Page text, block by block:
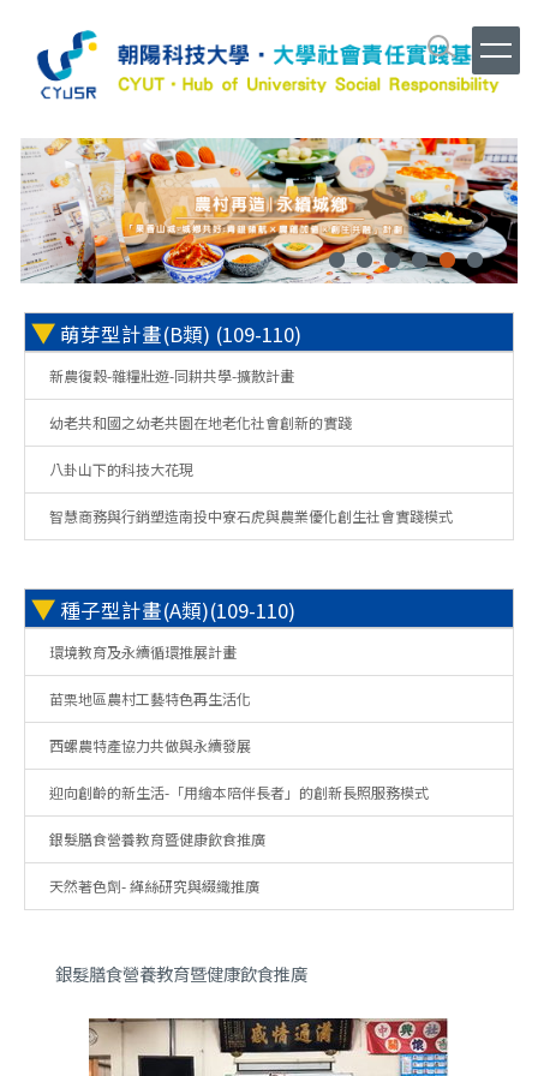
區
▼ 萌芽型計畫(B類) (109-110)
新農復穀-雜糧壯遊-同耕共學-擴散計畫
幼老共和國之幼老共園在地老化社會創新的實踐
八卦山下的科技大花現
智慧商務與行銷塑造南投中寮石虎與農業優化創生社會實踐模式
▼ 種子型計畫(A類)(109-110)
環境教育及永續循環推展計畫
苗栗地區農村工藝特色再生活化
西螺農特產協力共做與永續發展
迎向創齡的新生活-「用繪本陪伴長者」的創新長照服務模式
銀髮膳食營養教育暨健康飲食推廣
天然著色劑- 緙絲研究與綴織推廣
銀髮膳食營養教育暨健康飲食推廣